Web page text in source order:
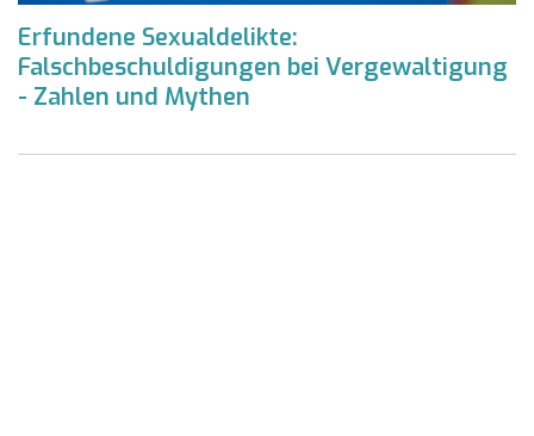
Erfundene Sexualdelikte:
Falschbeschuldigungen bei Vergewaltigung
- Zahlen und Mythen